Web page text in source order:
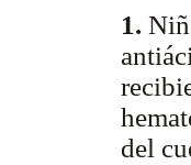
1.
del